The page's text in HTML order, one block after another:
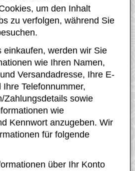
um den Inhalt
zu verfolgen, während Sie
einkaufen, werden wir Sie
wie Ihren Namen,
Versandadresse, Ihre E-
Telefonnummer,
Zahlungsdetails sowie
wie
Kennwort anzugeben. Wir
für folgende
über Ihr Konto